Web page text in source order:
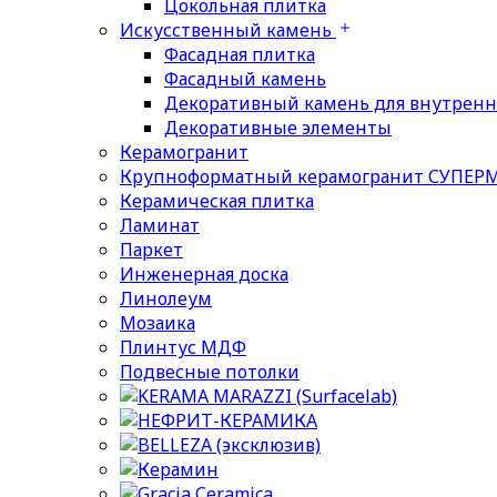
Цокольная плитка
Искусственный камень
Фасадная плитка
Фасадный камень
Декоративный камень для
Декоративные элементы
Керамогранит
Крупноформатный керамогранит
Керамическая плитка
Ламинат
Паркет
Инженерная доска
Линолеум
Мозаика
Плинтус МДФ
Подвесные потолки